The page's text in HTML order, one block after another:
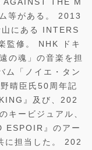
等がある。 2013
にある INTERS
監修。 NHK ドキ
の魂」の音楽を担
ム「ノイエ・タン
晴臣氏50周年記
』及び、202
キービジュアル、
ESPOIR』のアー
に担当した。 202